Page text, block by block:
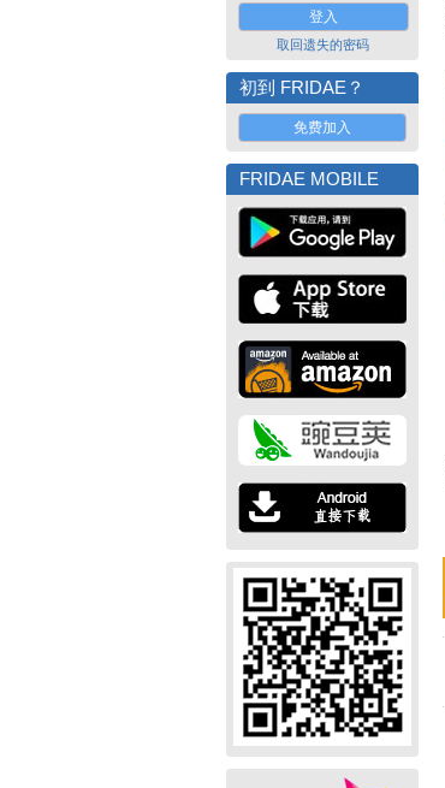
取回遗失的密码
初到 FRIDAE？
免费加入
FRIDAE MOBILE